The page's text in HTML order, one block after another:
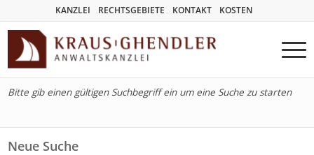
KANZLEI RECHTSGEBIETE KONTAKT KOSTEN
Bitte gib einen gültigen Suchbegriff ein um eine Suche zu starten
Neue Suche